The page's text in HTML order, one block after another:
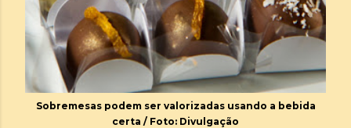
Sobremesas podem ser valorizadas usando a bebida
certa / Foto: Divulgação